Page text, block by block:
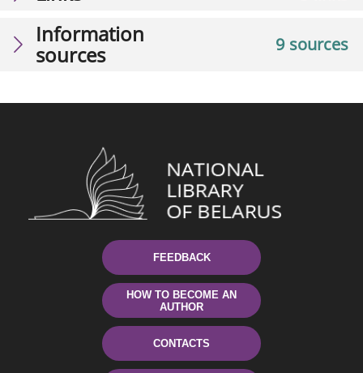
9 sources
Information
sources
FEEDBACK
HOW TO BECOME AN
AUTHOR
CONTACTS